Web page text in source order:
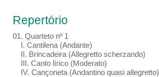
Repertório
01. Quarteto nº 1
I. Cantilena (Andante)
II. Brincadeira (Allegretto scherzando)
III. Canto lírico (Moderato)
IV. Cançoneta (Andantino quasi allegretto)